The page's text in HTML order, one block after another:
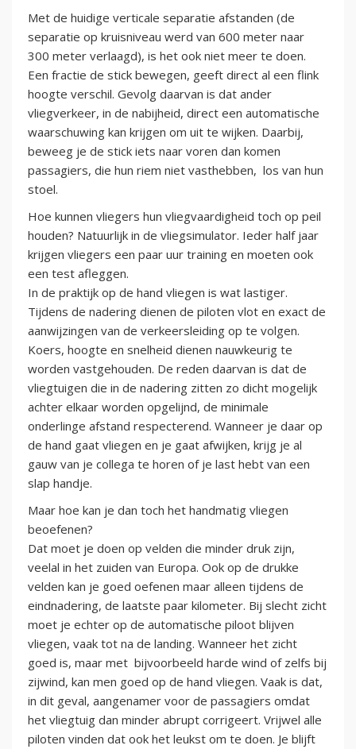
Met de huidige verticale separatie afstanden (de
separatie op kruisniveau werd van 600 meter naar
300 meter verlaagd), is het ook niet meer te doen.
Een fractie de stick bewegen, geeft direct al een flink
hoogte verschil. Gevolg daarvan is dat ander
vliegverkeer, in de nabijheid, direct een automatische
waarschuwing kan krijgen om uit te wijken. Daarbij,
beweeg je de stick iets naar voren dan komen
passagiers, die hun riem niet vasthebben, los van hun
stoel.
Hoe kunnen vliegers hun vliegvaardigheid toch op peil
houden? Natuurlijk in de vliegsimulator. Ieder half jaar
krijgen vliegers een paar uur training en moeten ook
een test afleggen.
In de praktijk op de hand vliegen is wat lastiger.
Tijdens de nadering dienen de piloten vlot en exact de
aanwijzingen van de verkeersleiding op te volgen.
Koers, hoogte en snelheid dienen nauwkeurig te
worden vastgehouden. De reden daarvan is dat de
vliegtuigen die in de nadering zitten zo dicht mogelijk
achter elkaar worden opgelijnd, de minimale
onderlinge afstand respecterend. Wanneer je daar op
de hand gaat vliegen en je gaat afwijken, krijg je al
gauw van je collega te horen of je last hebt van een
slap handje.
Maar hoe kan je dan toch het handmatig vliegen
beoefenen?
Dat moet je doen op velden die minder druk zijn,
veelal in het zuiden van Europa. Ook op de drukke
velden kan je goed oefenen maar alleen tijdens de
eindnadering, de laatste paar kilometer. Bij slecht zicht
moet je echter op de automatische piloot blijven
vliegen, vaak tot na de landing. Wanneer het zicht
goed is, maar met bijvoorbeeld harde wind of zelfs bij
zijwind, kan men goed op de hand vliegen. Vaak is dat,
in dit geval, aangenamer voor de passagiers omdat
het vliegtuig dan minder abrupt corrigeert. Vrijwel alle
piloten vinden dat ook het leukst om te doen. Je blijft